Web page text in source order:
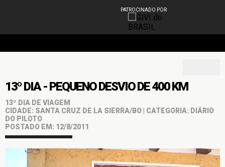
PATROCINADO POR
13º DIA - PEQUENO DESVIO DE 400 KM
13º DIA DE VIAGEM
CIDADE: SANTA CRUZ DE LA SIERRA/BO | CATEGORIA: DIÁRIO
DO PILOTO
POSTADO EM: 12/8/2011